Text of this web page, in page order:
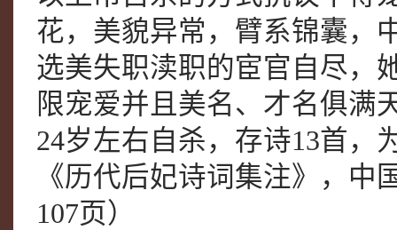
花，美貌异常，臂系锦囊，
选美失职渎职的宦官自尽，
限宠爱并且美名、才名俱满
24岁左右自杀，存诗13首，
《历代后妃诗词集注》，中
107页）